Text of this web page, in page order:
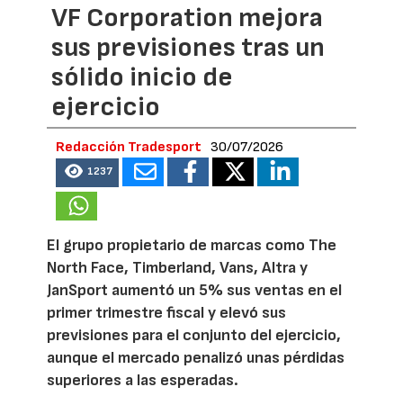
VF Corporation mejora
sus previsiones tras un
sólido inicio de
ejercicio
Redacción Tradesport 30/07/2026
1237
El grupo propietario de marcas como The
North Face, Timberland, Vans, Altra y
JanSport aumentó un 5% sus ventas en el
primer trimestre fiscal y elevó sus
previsiones para el conjunto del ejercicio,
aunque el mercado penalizó unas pérdidas
superiores a las esperadas.